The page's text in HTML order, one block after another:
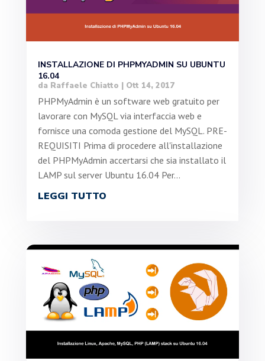
INSTALLAZIONE DI PHPMYADMIN SU UBUNTU
16.04
da Raffaele Chiatto | Ott 14, 2017
PHPMyAdmin è un software web gratuito per
lavorare con MySQL via interfaccia web e
fornisce una comoda gestione del MySQL. PRE-
REQUISITI Prima di procedere all'installazione
del PHPMyAdmin accertarsi che sia installato il
LAMP sul server Ubuntu 16.04 Per...
LEGGI TUTTO